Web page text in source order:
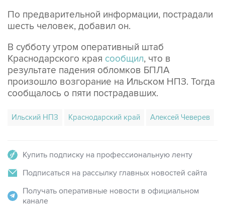
По предварительной информации, пострадали
шесть человек, добавил он.
В субботу утром оперативный штаб
Краснодарского края сообщил, что в
результате падения обломков БПЛА
произошло возгорание на Ильском НПЗ. Тогда
сообщалось о пяти пострадавших.
Ильский НПЗ Краснодарский край Алексей Чеверев
Купить подписку на профессиональную ленту
Подписаться на рассылку главных новостей сайта
Получать оперативные новости в официальном
канале